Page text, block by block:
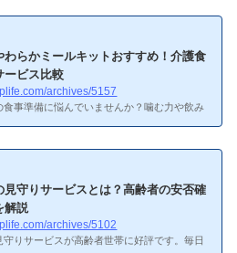
各社のお試しは正規価格の50〜70%オフで1
試せば最小コストで全サービスを比較体
すめ順番ってそう考えればいいのかおすすめ
マルシェ（1,500円）最安のお試し。有機JA
9品。2番目：Oisix（1,980円）Kit Oisix含む
キットの味と使い勝手を体験。3番目：らで
（1...
わらかミールキットおすすめ！介護食
ービス比較
archives/5157
食事準備に悩んでいませんか？噛む力や飲み
って大きな負担です。やわらかい食事に対応
ト・食材宅配を活用すれば、安全で栄養バラ
を手軽に用意できます。高齢者の食事で気を
ント…ちょっと不安だなぁ高齢者の食事で気
ント誤嚥（ごえん）のリスク65歳以上の高
下（えんげ）機能の低下を感じているとさ
見守りサービスとは？高齢者の安否確
解説
archives/5102
守りサービスが高齢者世帯に好評です。毎日